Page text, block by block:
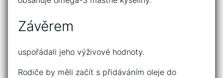
Závěrem
uspořádali jeho výživové hodnoty.
Rodiče by měli začít s přidáváním oleje do